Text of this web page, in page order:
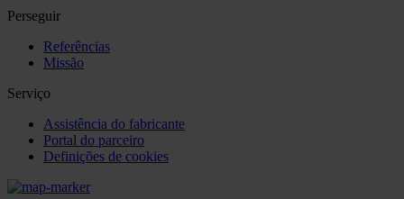
Perseguir
Referências
Missão
Serviço
Assistência do fabricante
Portal do parceiro
Definições de cookies